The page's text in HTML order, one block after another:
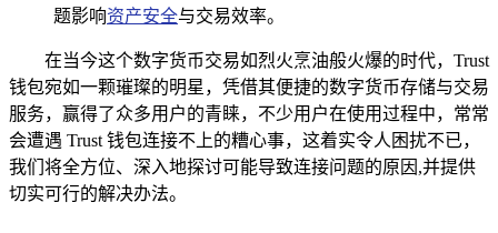
题影响资产安全与交易效率。
在当今这个数字货币交易如烈火烹油般火爆的时代，Trust
钱包宛如一颗璀璨的明星，凭借其便捷的数字货币存储与交易
服务，赢得了众多用户的青睐，不少用户在使用过程中，常常
会遭遇 Trust 钱包连接不上的糟心事，这着实令人困扰不已，
我们将全方位、深入地探讨可能导致连接问题的原因,并提供
切实可行的解决办法。